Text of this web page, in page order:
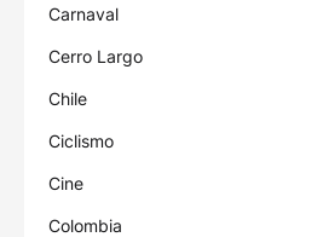
Carnaval
Cerro Largo
Chile
Ciclismo
Cine
Colombia